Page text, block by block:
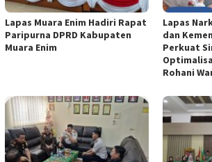
Lapas Muara Enim Hadiri Rapat
Paripurna DPRD Kabupaten
Muara Enim
Lapas
dan
Perkuat
Rohani